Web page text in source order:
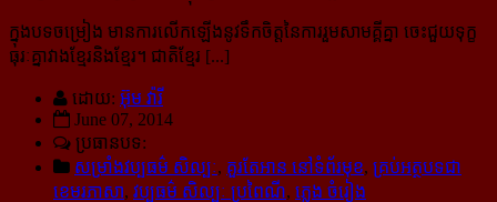
ក្នុងបទចម្រៀង មានការលើកឡើងនូវទឹកចិត្តនៃការរួមសាមគ្គីគ្នា ចេះជួយទុក្ខ
ធុរៈគ្នាវាងខ្មែរនិងខ្មែរ។ ជាតិ​ខ្មែរ [...]
ដោយ: អ៊ុម វ៉ារី
June 07, 2014
ប្រធានបទ:
សម្រាំងវប្ប​ធម៌​ សិល្បៈ, គួរតែអាន នៅទំព័រមុខ, គ្រប់អត្ថបទជា
ខេមរភាសា, វប្បធម៌ សិល្បៈ ប្រពៃណី, ភ្លេង ចំរៀង